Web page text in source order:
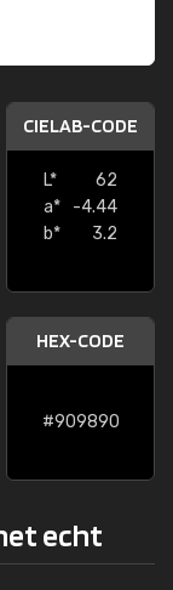
CIELAB-CODE
L*
62
a*
-4.44
b*
3.2
HEX-CODE
#909890
echt